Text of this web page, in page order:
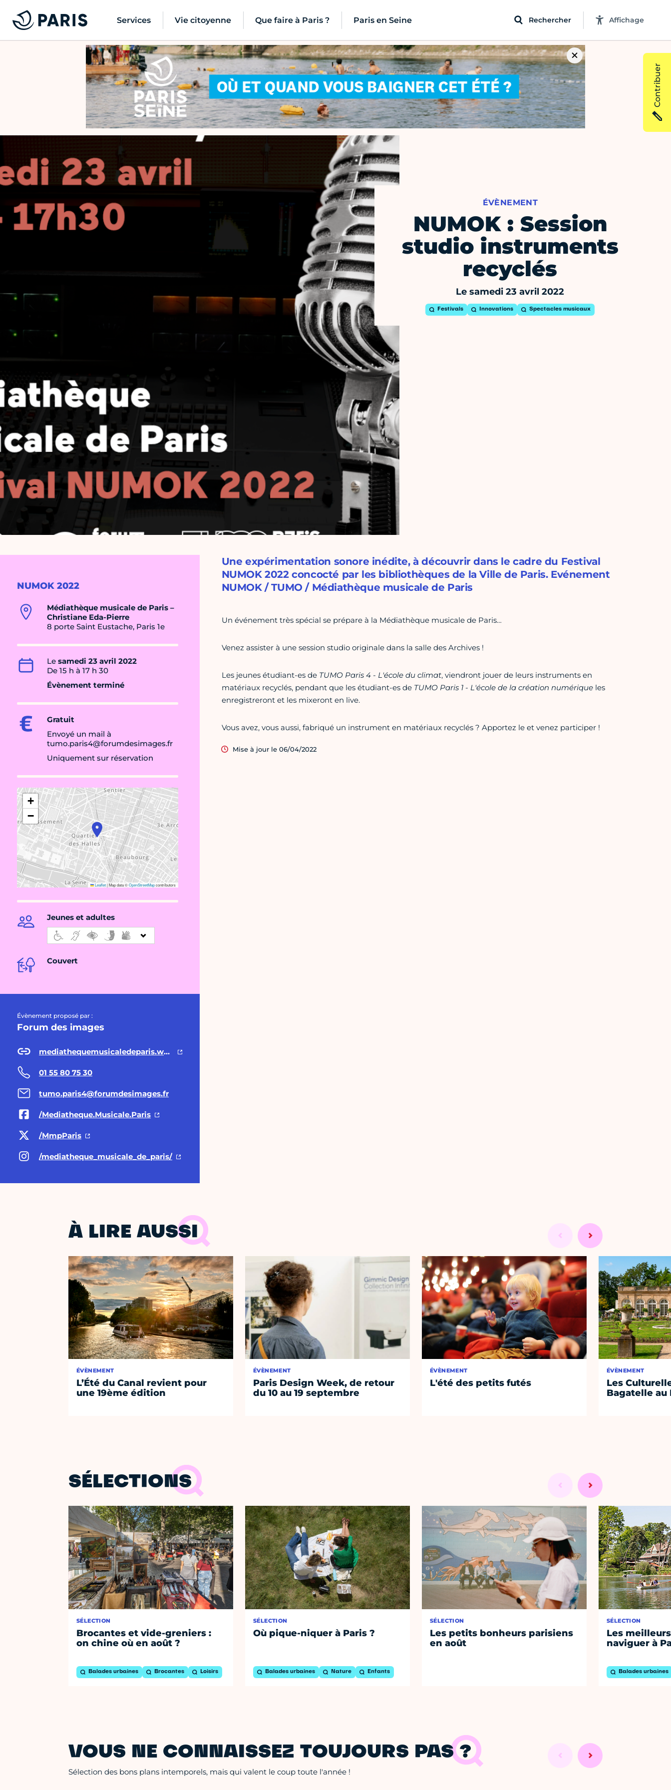
Services Vie citoyenne Que faire à Paris ? Paris en Seine Rechercher Affichage
ÉVÈNEMENT
NUMOK : Session
studio instruments
recyclés
Le samedi 23 avril 2022
Festivals Innovations Spectacles musicaux
NUMOK 2022
Médiathèque musicale de Paris –
Christiane Eda-Pierre
8 porte Saint Eustache, Paris 1e
Le samedi 23 avril 2022
De 15 h à 17 h 30
Évènement terminé
Gratuit
Envoyé un mail à
tumo.paris4@forumdesimages.fr
Uniquement sur réservation
+
−
Leaflet|Map data ©OpenStreetMapcontributors
Jeunes et adultes
Couvert
Évènement proposé par :
Forum des images
mediathequemusicaledeparis.wordpress.com
01 55 80 75 30
tumo.paris4@forumdesimages.fr
/Mediatheque.Musicale.Paris
/MmpParis
/mediatheque_musicale_de_paris/
Une expérimentation sonore inédite, à découvrir dans le cadre du Festival
NUMOK 2022 concocté par les bibliothèques de la Ville de Paris. Evénement
NUMOK / TUMO / Médiathèque musicale de Paris
Un événement très spécial se prépare à la Médiathèque musicale de Paris…
Venez assister à une session studio originale dans la salle des Archives !
Les jeunes étudiant-es de TUMO Paris 4 - L'école du climat, viendront jouer de leurs instruments en
matériaux recyclés, pendant que les étudiant-es de TUMO Paris 1 - L'école de la création numériqueles
enregistreront et les mixeront en live.
Vous avez, vous aussi, fabriqué un instrument en matériaux recyclés ? Apportez le et venez participer !
Mise à jour le 06/04/2022
À LIRE AUSSI
ÉVÈNEMENT
L’Été du Canal revient pour
une 19ème édition
ÉVÈNEMENT
Paris Design Week, de retour
du 10 au 19 septembre
ÉVÈNEMENT
L'été des petits futés
ÉVÈNEMENT
Les
Bagatelle au
SÉLECTIONS
SÉLECTION
Brocantes et vide-greniers :
on chine où en août ?
Balades urbaines Brocantes Loisirs
SÉLECTION
Où pique-niquer à Paris ?
Balades urbaines Nature Enfants
SÉLECTION
Les petits bonheurs parisiens
en août
SÉLECTION
Les
naviguer à
Balades urbaines
VOUS NE CONNAISSEZ TOUJOURS PAS ?
Sélection des bons plans intemporels, mais qui valent le coup toute l'année !
Contribuer